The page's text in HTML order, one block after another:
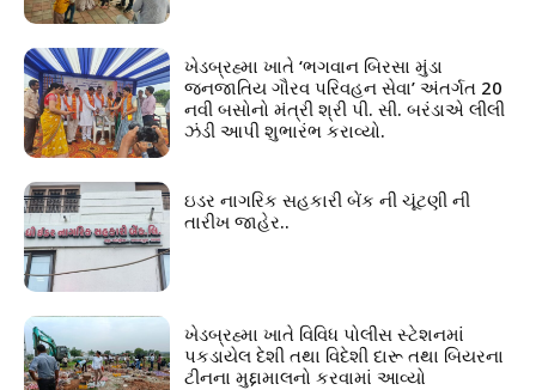
ખેડબ્રહ્મા ખાતે ‘ભગવાન બિરસા મુંડા
જનજાતિય ગૌરવ પરિવહન સેવા’ અંતર્ગત 20
નવી બસોનો મંત્રી શ્રી પી. સી. બરંડાએ લીલી
ઝંડી આપી શુભારંભ કરાવ્યો.
ઇડર નાગરિક સહકારી બેંક ની ચૂંટણી ની
તારીખ જાહેર..
ખેડબ્રહ્મા ખાતે વિવિધ પોલીસ સ્ટેશનમાં
પકડાયેલ દેશી તથા વિદેશી દારૂ તથા બિયરના
ટીનના મુદ્દામાલનો કરવામાં આવ્યો